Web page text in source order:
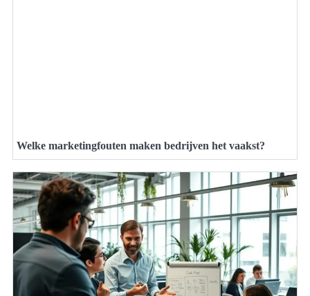
Welke marketingfouten maken bedrijven het vaakst?